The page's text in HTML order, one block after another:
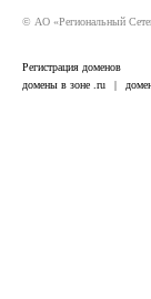
© АО «Региональный
Регистрация доменов
домены в зоне .ru
|